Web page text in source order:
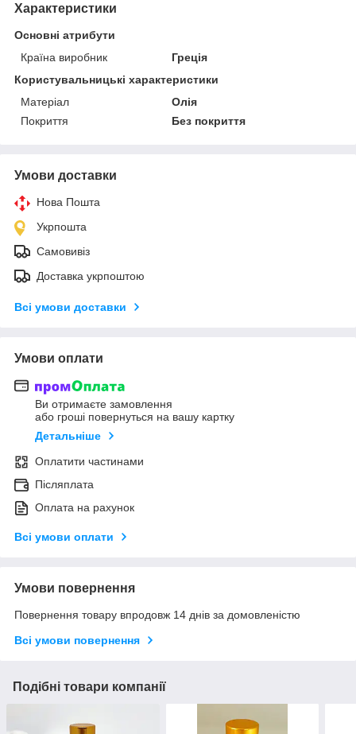
Характеристики
Основні атрибути
Країна виробник
Греція
Користувальницькі характеристики
Матеріал
Олія
Покриття
Без покриття
Умови доставки
Нова Пошта
Укрпошта
Самовивіз
Доставка укрпоштою
Всі умови доставки
Умови оплати
Ви отримаєте замовлення
або гроші повернуться на вашу картку
Детальніше
Оплатити частинами
Післяплата
Оплата на рахунок
Всі умови оплати
Умови повернення
Повернення товару впродовж 14 днів за домовленістю
Всі умови повернення
Подібні товари компанії